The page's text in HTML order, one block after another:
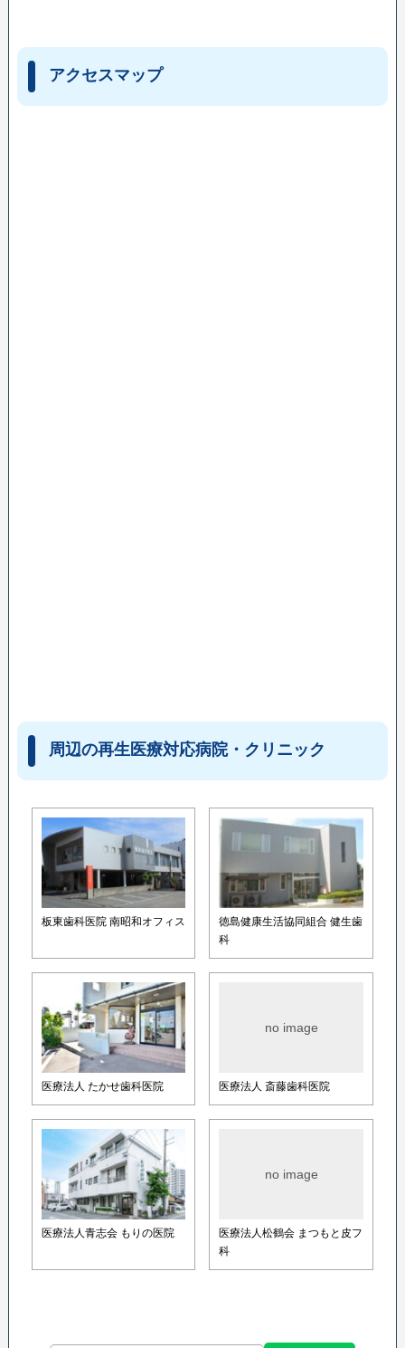
アクセスマップ
周辺の再生医療対応病院・クリニック
板東歯科医院 南昭和オフィス
徳島健康生活協同組合 健生歯
科
医療法人 たかせ歯科医院
no image
医療法人 斎藤歯科医院
医療法人青志会 もりの医院
no image
医療法人松鶴会 まつもと皮フ
科